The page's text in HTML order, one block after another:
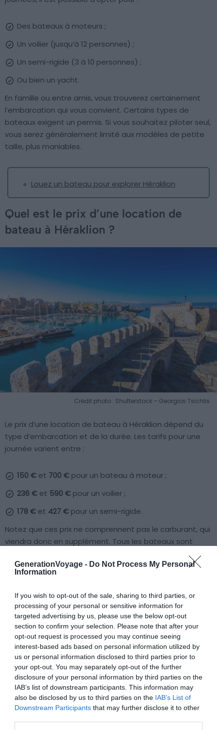
GenerationVoyage - Do Not Process My Personal
Information
If you wish to opt-out of the sale, sharing to third parties, or
processing of your personal or sensitive information for
targeted advertising by us, please use the below opt-out
section to confirm your selection. Please note that after your
opt-out request is processed you may continue seeing
interest-based ads based on personal information utilized by
us or personal information disclosed to third parties prior to
your opt-out. You may separately opt-out of the further
disclosure of your personal information by third parties on the
IAB’s list of downstream participants. This information may
also be disclosed by us to third parties on the IAB’s List of
Downstream Participants that may further disclose it to other
Des bateaux à moteurs ;
Un voilier (jusqu’à 12 personnes) ;
Un semi-rigide (3 à 10 personnes) ;
Ou bien un yacht.
En famille ou entre amis, vous trouverez certainement
l’embarcation qui vous convient. Certains types de
bateaux exigent un permis. Si vous souhaitez piloter seul,
vous serez généralement limité aux modèles de petite
taille, plus maniables.
Louez un bateau pour explorer Héraklion
Quel est le prix d’une location de
bateau à Héraklion ?
Crédit photo : Shutterstock – Georgios Tsichlis
Le prix d’une location de bateau à Héraklion dépend du
type d’embarcation et de la durée. Les tarifs pour une
journée varient entre :
150 € et 700 € pour un bateau à moteur ;
236 € et 590 € pour un voilier ;
178 € et 427 € pour un semi-rigide.
Notez que ces prix ne comprennent pas le carburant, qui
viendra donc en supplément. Tous les bateaux sont
loués avec les équipements de sauvetage obligatoires :
bouées, gilets de sauvetage pour enfants et adultes
ainsi qu’un extincteur.
Les tarifs restent globalement similaires tout au long de
l’année. Pour la location d’un voilier avec skipper,
comptez environ 150 €de plus. Pour certains voiliers,
vous pouvez aussi faire appel aux services d’une hôtesse
120 € supplémentaires.
À lire aussi sur le guide Héraklion :
Visiter Héraklion : les 15 choses incontournables à